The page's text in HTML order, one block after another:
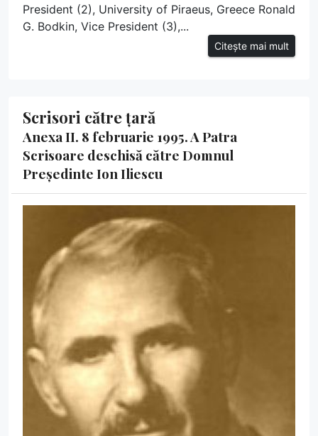
President (2), University of Piraeus, Greece Ronald
G. Bodkin, Vice President (3),...
Citește mai mult
Scrisori către țară
Anexa II. 8 februarie 1995. A Patra
Scrisoare deschisă către Domnul
Președinte Ion Iliescu